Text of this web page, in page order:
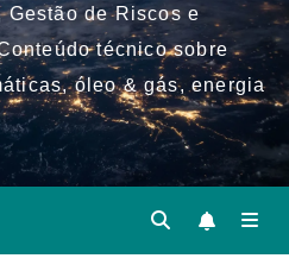
Gestão de Riscos e
técnico sobre
óleo & gás, energia